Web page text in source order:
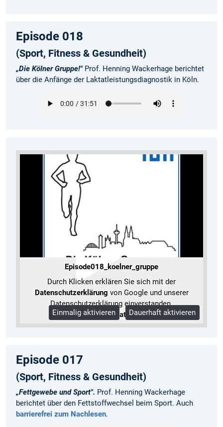
Episode 018
(Sport, Fitness & Gesundheit)
„Die Kölner Gruppe!" Prof. Henning Wackerhage berichtet
über die Anfänge der Laktatleistungsdiagnostik in Köln.
Episode018_koelner_gruppe
Durch Klicken erklären Sie sich mit der
Datenschutzerklärung von Google und unserer
Datenschutzerklärung einverstanden.
Mehr Informationen
Einmalig aktivieren Dauerhaft aktivieren
Episode 017
(Sport, Fitness & Gesundheit)
„Fettgewebe und Sport". Prof. Henning Wackerhage
berichtet über den Fettstoffwechsel beim Sport. Auch
barrierefrei zum Nachlesen.